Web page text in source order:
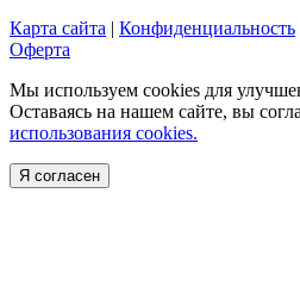
Карта сайта | Конфиденциальность
Оферта
Мы используем cookies для
Оставаясь на нашем сайте, вы
использования cookies.
Я согласен